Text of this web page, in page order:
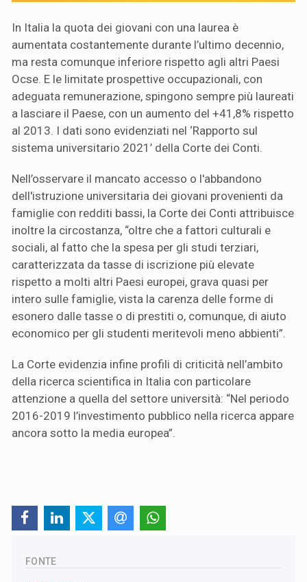
In Italia la quota dei giovani con una laurea è
aumentata costantemente durante l’ultimo decennio,
ma resta comunque inferiore rispetto agli altri Paesi
Ocse. E le limitate prospettive occupazionali, con
adeguata remunerazione, spingono sempre più laureati
a lasciare il Paese, con un aumento del +41,8% rispetto
al 2013. I dati sono evidenziati nel ‘Rapporto sul
sistema universitario 2021’ della Corte dei Conti.
Nell’osservare il mancato accesso o l'abbandono
dell'istruzione universitaria dei giovani provenienti da
famiglie con redditi bassi, la Corte dei Conti attribuisce
inoltre la circostanza, “oltre che a fattori culturali e
sociali, al fatto che la spesa per gli studi terziari,
caratterizzata da tasse di iscrizione più elevate
rispetto a molti altri Paesi europei, grava quasi per
intero sulle famiglie, vista la carenza delle forme di
esonero dalle tasse o di prestiti o, comunque, di aiuto
economico per gli studenti meritevoli meno abbienti”.
La Corte evidenzia infine profili di criticità nell’ambito
della ricerca scientifica in Italia con particolare
attenzione a quella del settore università: “Nel periodo
2016-2019 l’investimento pubblico nella ricerca appare
ancora sotto la media europea”.
FONTE